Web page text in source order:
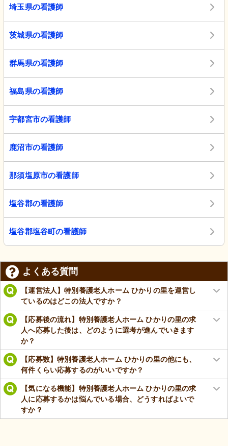
埼玉県の看護師
茨城県の看護師
群馬県の看護師
福島県の看護師
宇都宮市の看護師
鹿沼市の看護師
那須塩原市の看護師
塩谷郡の看護師
塩谷郡塩谷町の看護師
よくある質問
【運営法人】特別養護老人ホーム ひかりの里を運営し
ているのはどこの法人ですか？
【応募後の流れ】特別養護老人ホーム ひかりの里の求
人へ応募した後は、どのように選考が進んでいきます
か？
【応募数】特別養護老人ホーム ひかりの里の他にも、
何件くらい応募するのがいいですか？
【気になる機能】特別養護老人ホーム ひかりの里の求
人に応募するかは悩んでいる場合、どうすればよいで
すか？